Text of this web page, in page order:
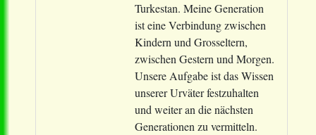
Turkestan. Meine Generation
ist eine Verbindung zwischen
Kindern und Grosseltern,
zwischen Gestern und Morgen.
Unsere Aufgabe ist das Wissen
unserer Urväter festzuhalten
und weiter an die nächsten
Generationen zu vermitteln.